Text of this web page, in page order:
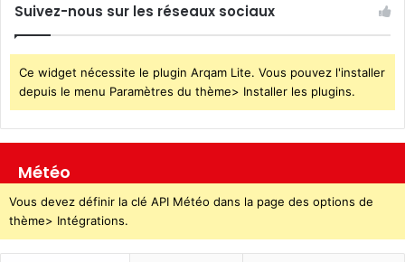
Suivez-nous sur les réseaux sociaux
Ce widget nécessite le plugin Arqam Lite. Vous pouvez l'installer
depuis le menu Paramètres du thème> Installer les plugins.
Météo
Vous devez définir la clé API Météo dans la page des options de
thème> Intégrations.